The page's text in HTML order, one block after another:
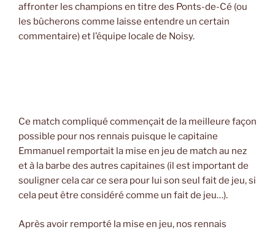
affronter les champions en titre des Ponts-de-Cé (ou
les bûcherons comme laisse entendre un certain
commentaire) et l’équipe locale de Noisy.
Ce match compliqué commençait de la meilleure façon
possible pour nos rennais puisque le capitaine
Emmanuel remportait la mise en jeu de match au nez
et à la barbe des autres capitaines (il est important de
souligner cela car ce sera pour lui son seul fait de jeu, si
cela peut être considéré comme un fait de jeu…).
Après avoir remporté la mise en jeu, nos rennais